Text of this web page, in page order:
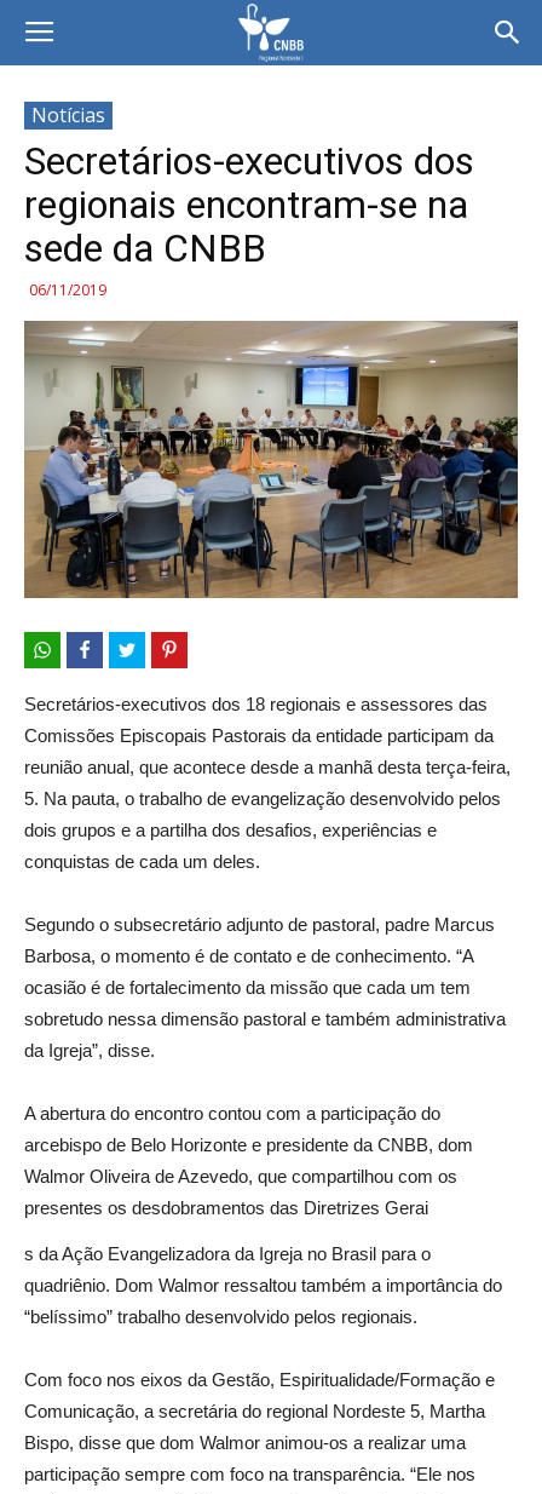
Notícias
Secretários-executivos dos
regionais encontram-se na
sede da CNBB
06/11/2019
Secretários-executivos dos 18 regionais e assessores das
Comissões Episcopais Pastorais da entidade participam da
reunião anual, que acontece desde a manhã desta terça-feira,
5. Na pauta, o trabalho de evangelização desenvolvido pelos
dois grupos e a partilha dos desafios, experiências e
conquistas de cada um deles.
Segundo o subsecretário adjunto de pastoral, padre Marcus
Barbosa, o momento é de contato e de conhecimento. “A
ocasião é de fortalecimento da missão que cada um tem
sobretudo nessa dimensão pastoral e também administrativa
da Igreja”, disse.
A abertura do encontro contou com a participação do
arcebispo de Belo Horizonte e presidente da CNBB, dom
Walmor Oliveira de Azevedo, que compartilhou com os
presentes os desdobramentos das Diretrizes Gerai
s da Ação Evangelizadora da Igreja no Brasil para o
quadriênio. Dom Walmor ressaltou também a importância do
“belíssimo” trabalho desenvolvido pelos regionais.
Com foco nos eixos da Gestão, Espiritualidade/Formação e
Comunicação, a secretária do regional Nordeste 5, Martha
Bispo, disse que dom Walmor animou-os a realizar uma
participação sempre com foco na transparência. “Ele nos